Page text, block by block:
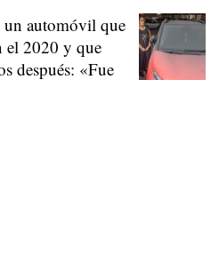
un automóvil que
el 2020 y que
después: «Fue